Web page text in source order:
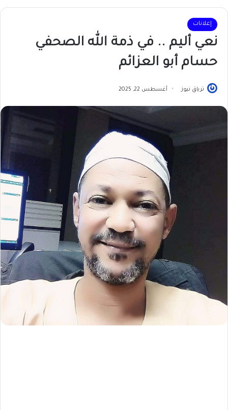
إعلانات
نعي أليم .. في ذمة الله الصحفي
حسام أبو العزائم
ترياق نيوز أغسطس 22, 2025